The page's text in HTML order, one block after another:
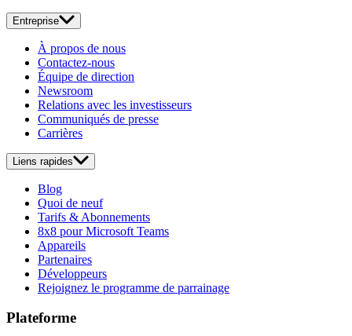
Entreprise
À propos de nous
Contactez-nous
Équipe de direction
Newsroom
Relations avec les investisseurs
Communiqués de presse
Carrières
Liens rapides
Blog
Quoi de neuf
Tarifs & Abonnements
8x8 pour Microsoft Teams
Appareils
Partenaires
Développeurs
Rejoignez le programme de parrainage
Plateforme